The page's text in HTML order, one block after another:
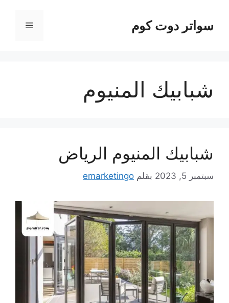
المحتوىسواتر دوت كوم القائمة
شبابيك المنيوم
شبابيك المنيوم الرياض
سبتمبر 5, 2023 بقلم emarketingo